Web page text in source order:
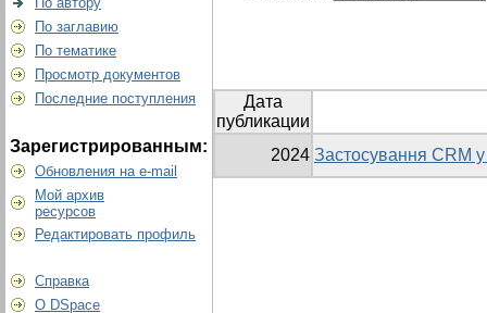
По заглавию
По тематике
Просмотр документов
Последние поступления
Зарегистрированным:
Обновления на e-mail
Мой архив
ресурсов
Редактировать профиль
Справка
О DSpace
Дата
публикации
2024 Застосування CRM у